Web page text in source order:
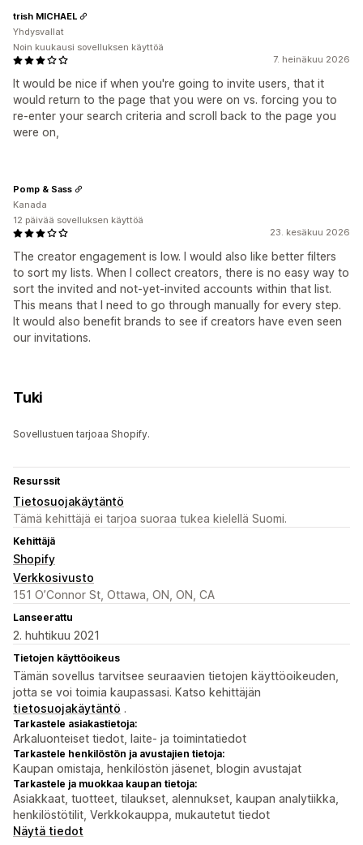
7. heinäkuu 2026
It would be nice if when you're going to invite users, that it
would return to the page that you were on vs. forcing you to
re-enter your search criteria and scroll back to the page you
were on,
trish MICHAEL
Yhdysvallat
Noin kuukausi sovelluksen käyttöä
23. kesäkuu 2026
The creator engagement is low. I would also like better filters
to sort my lists. When I collect creators, there is no easy way to
sort the invited and not-yet-invited accounts within that list.
This means that I need to go through manually for every step.
It would also benefit brands to see if creators have even seen
our invitations.
Pomp & Sass
Kanada
12 päivää sovelluksen käyttöä
Tuki
Sovellustuen tarjoaa Shopify.
Resurssit
Tietosuojakäytäntö
Tämä kehittäjä ei tarjoa suoraa tukea kielellä Suomi.
Kehittäjä
Shopify
Verkkosivusto
151 O’Connor St, Ottawa, ON, ON, CA
Lanseerattu
2. huhtikuu 2021
Tietojen käyttöoikeus
Tämän sovellus tarvitsee seuraavien tietojen käyttöoikeuden,
jotta se voi toimia kaupassasi. Katso kehittäjän
tietosuojakäytäntö .
Tarkastele asiakastietoja:
Arkaluonteiset tiedot, laite- ja toimintatiedot
Tarkastele henkilöstön ja avustajien tietoja:
Kaupan omistaja, henkilöstön jäsenet, blogin avustajat
Tarkastele ja muokkaa kaupan tietoja:
Asiakkaat, tuotteet, tilaukset, alennukset, kaupan analytiikka,
henkilöstötilit, Verkkokauppa, mukautetut tiedot
Näytä tiedot